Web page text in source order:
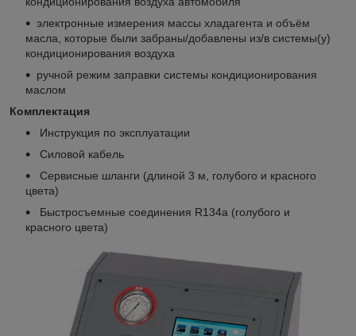
электронные измерения массы хладагента и объём
масла, которые были забраны/добавлены из/в системы(у)
кондиционирования воздуха
ручной режим заправки системы кондиционирования
маслом
Комплектация
Инструкция по эксплуатации
Силовой кабель
Сервисные шланги (длиной 3 м, голубого и красного
цвета)
Быстросъемные соединения R134а (голубого и
красного цвета)